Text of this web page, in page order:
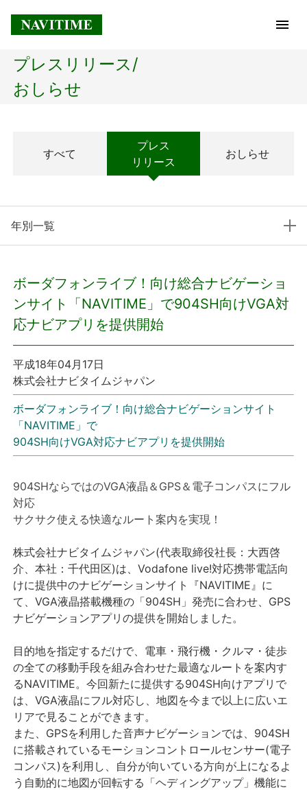
トップページ
経営理念
プレスリリース
おしらせ
サービス
個人向けサービス
法人向けサービス
採用情報
English
プレスリリース/
おしらせ
すべて
プレス
リリース
おしらせ
年別一覧
ボーダフォンライブ！向け総合ナビゲーショ
ンサイト「NAVITIME」で904SH向けVGA対
応ナビアプリを提供開始
平成18年04月17日
株式会社ナビタイムジャパン
ボーダフォンライブ！向け総合ナビゲーションサイト
「NAVITIME」で
904SH向けVGA対応ナビアプリを提供開始
904SHならではのVGA液晶＆GPS＆電子コンパスにフル
対応
サクサク使える快適なルート案内を実現！
株式会社ナビタイムジャパン(代表取締役社長：大西啓
介、本社：千代田区)は、Vodafone live!対応携帯電話向
けに提供中のナビゲーションサイト『NAVITIME』に
て、VGA液晶搭載機種の「904SH」発売に合わせ、GPS
ナビゲーションアプリの提供を開始しました。
目的地を指定するだけで、電車・飛行機・クルマ・徒歩
の全ての移動手段を組み合わせた最適なルートを案内す
るNAVITIME。今回新たに提供する904SH向けアプリで
は、VGA液晶にフル対応し、地図を今まで以上に広いエ
リアで見ることができます。
また、GPSを利用した音声ナビゲーションでは、904SH
に搭載されているモーションコントロールセンサー(電子
コンパス)を利用し、自分が向いている方向が上になるよ
う自動的に地図が回転する「ヘディングアップ」機能に